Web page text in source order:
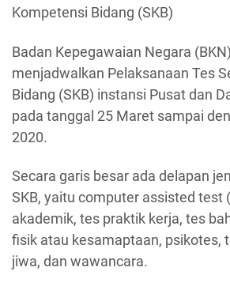
Kompetensi Bidang (SKB)
Badan Kepegawaian Negara
menjadwalkan Pelaksanaan Tes
Bidang (SKB) instansi Pusat dan
pada tanggal 25 Maret sampai
2020.
Secara garis besar ada delapan
SKB, yaitu computer assisted test
akademik, tes praktik kerja, tes
fisik atau kesamaptaan, psikotes,
jiwa, dan wawancara.